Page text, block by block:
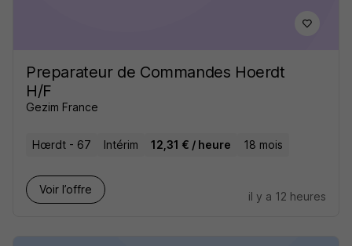
Preparateur de Commandes Hoerdt
H/F
Gezim France
Hœrdt - 67 Intérim 12,31 € / heure 18 mois
Voir l’offre
il y a 12 heures